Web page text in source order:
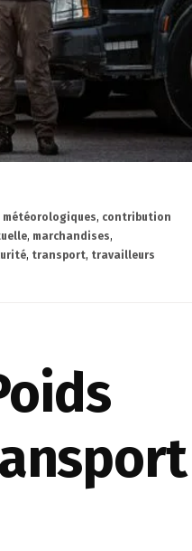
, contribution
, marchandises,
, transport, travailleurs